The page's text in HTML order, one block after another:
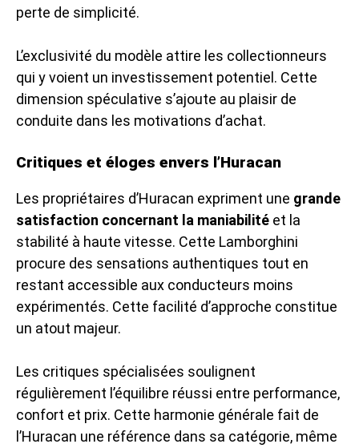
perte de simplicité.
L’exclusivité du modèle attire les collectionneurs
qui y voient un investissement potentiel. Cette
dimension spéculative s’ajoute au plaisir de
conduite dans les motivations d’achat.
Critiques et éloges envers l’Huracan
Les propriétaires d’Huracan expriment une grande
satisfaction concernant la maniabilité et la
stabilité à haute vitesse. Cette Lamborghini
procure des sensations authentiques tout en
restant accessible aux conducteurs moins
expérimentés. Cette facilité d’approche constitue
un atout majeur.
Les critiques spécialisées soulignent
régulièrement l’équilibre réussi entre performance,
confort et prix. Cette harmonie générale fait de
l’Huracan une référence dans sa catégorie, même